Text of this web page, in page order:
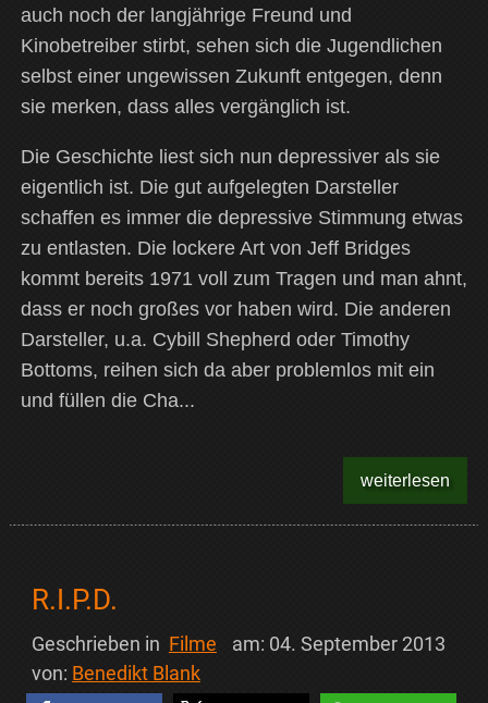
auch noch der langjährige Freund und
Kinobetreiber stirbt, sehen sich die Jugendlichen
selbst einer ungewissen Zukunft entgegen, denn
sie merken, dass alles vergänglich ist.
Die Geschichte liest sich nun depressiver als sie
eigentlich ist. Die gut aufgelegten Darsteller
schaffen es immer die depressive Stimmung etwas
zu entlasten. Die lockere Art von Jeff Bridges
kommt bereits 1971 voll zum Tragen und man ahnt,
dass er noch großes vor haben wird. Die anderen
Darsteller, u.a. Cybill Shepherd oder Timothy
Bottoms, reihen sich da aber problemlos mit ein
und füllen die Cha...
weiterlesen
R.I.P.D.
Geschrieben in Filme am: 04. September 2013
von: Benedikt Blank